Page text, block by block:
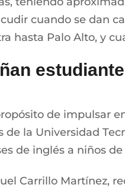
cuando se dan
hasta Palo Alto, y
de impulsar
de la Universidad
de inglés a niños
Carrillo Martínez,